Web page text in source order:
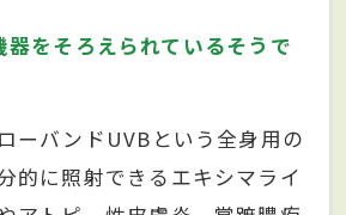
をそろえられているそうで
ーバンドUVBという全身用の
的に照射できるエキシマライ